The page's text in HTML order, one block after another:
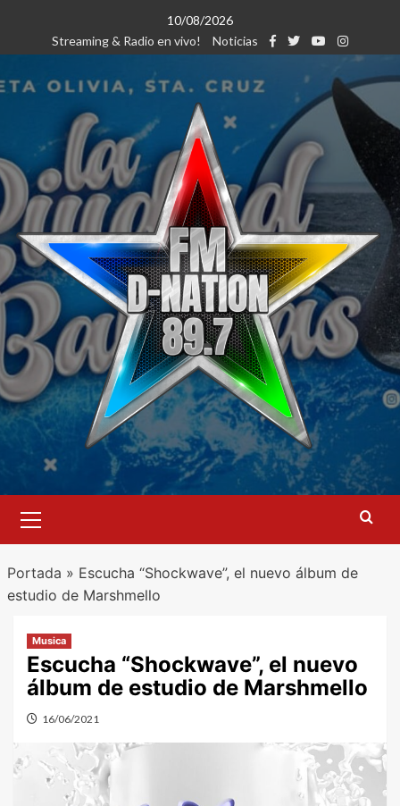
contenido
10/08/2026
Streaming & Radio en vivo!
Noticias
primario
Portada » Escucha “Shockwave”, el nuevo álbum de
estudio de Marshmello
Musica
Escucha “Shockwave”, el nuevo
álbum de estudio de Marshmello
16/06/2021